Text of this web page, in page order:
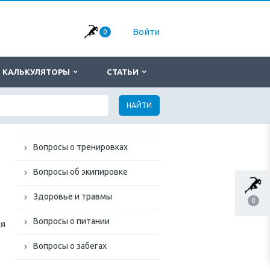
0
0 Войти
КАЛЬКУЛЯТОРЫ СТАТЬИ
НАЙТИ
Вопросы о тренировках
Вопросы об экипировке
Здоровье и травмы
Вопросы о питании
Вопросы о забегах